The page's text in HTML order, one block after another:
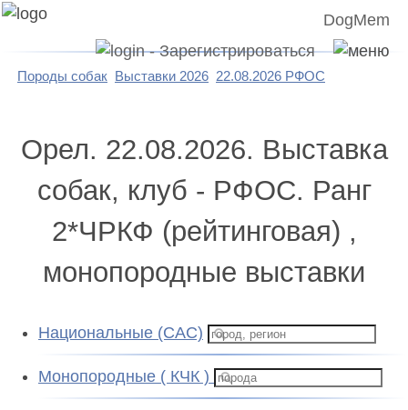
DogMem
Породы собак Выставки 2026 22.08.2026 РФОС
Орел. 22.08.2026. Выставка
собак, клуб - РФОС. Ранг
2*ЧРКФ (рейтинговая) ,
монопородные выставки
Национальные (CAC)
Монопородные ( КЧК )